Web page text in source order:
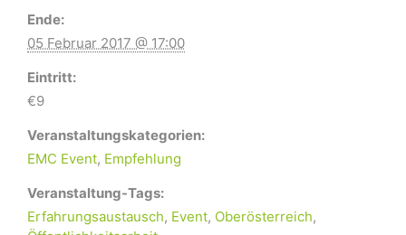
Ende:
05 Februar 2017 @ 17:00
Eintritt:
€9
Veranstaltungskategorien:
EMC Event, Empfehlung
Veranstaltung-Tags:
Erfahrungsaustausch, Event, Oberösterreich,